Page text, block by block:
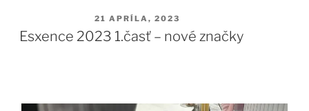
21 APRÍLA, 2023
Esxence 2023 1.časť – nové značky